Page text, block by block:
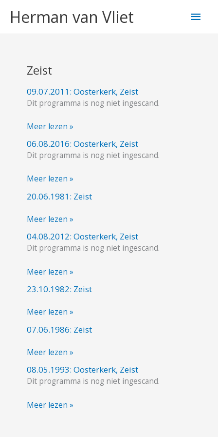
naarHerman van Vliet
Zeist
09.07.2011: Oosterkerk, Zeist
Dit programma is nog niet ingescand.
09.07.2011:
Oosterkerk,
Meer lezen »
06.08.2016: Oosterkerk, Zeist
Dit programma is nog niet ingescand.
06.08.2016:
Oosterkerk,
Meer lezen »
20.06.1981: Zeist
20.06.1981:
Meer lezen »
04.08.2012: Oosterkerk, Zeist
Dit programma is nog niet ingescand.
04.08.2012:
Oosterkerk,
Meer lezen »
23.10.1982: Zeist
23.10.1982:
Meer lezen »
07.06.1986: Zeist
07.06.1986:
Meer lezen »
08.05.1993: Oosterkerk, Zeist
Dit programma is nog niet ingescand.
08.05.1993:
Oosterkerk,
Meer lezen »